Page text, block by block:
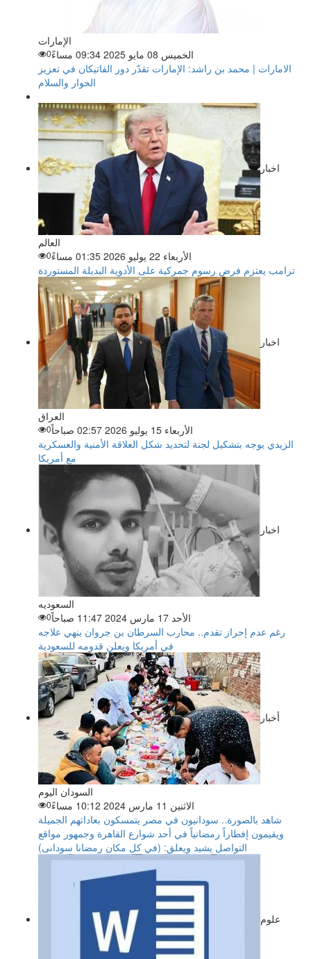
الإمارات
الخميس 08 مايو 2025 09:34 مساءً
0
الامارات | محمد بن راشد: الإمارات تقدّر دور الفاتيكان في تعزيز
الحوار والسلام
اخبار
العالم
الأربعاء 22 يوليو 2026 01:35 مساءً
0
ترامب يعتزم فرض رسوم جمركية على الأدوية البديلة المستوردة
اخبار
العراق
الأربعاء 15 يوليو 2026 02:57 صباحاً
0
الزيدي يوجه بتشكيل لجنة لتحديد شكل العلاقة الأمنية والعسكرية
مع أمريكا
اخبار
السعوديه
الأحد 17 مارس 2024 11:47 صباحاً
0
رغم عدم إحراز تقدم.. محارب السرطان بن جروان ينهي علاجه
في أمريكا ويعلن قدومه للسعودية
أخبار
السودان اليوم
الاثنين 11 مارس 2024 10:12 مساءً
0
شاهد بالصورة.. سودانيون في مصر يتمسكون بعاداتهم الجميلة
ويقيمون إفطاراً رمضانياً في أحد شوارع القاهرة وجمهور مواقع
التواصل يشيد ويعلق: (في كل مكان رمضانا سودانى)
علوم